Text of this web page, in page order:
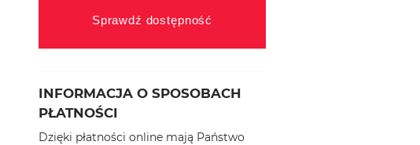
Sprawdź dostępność
INFORMACJA O SPOSOBACH
PŁATNOŚCI
Dzięki płatności online mają Państwo